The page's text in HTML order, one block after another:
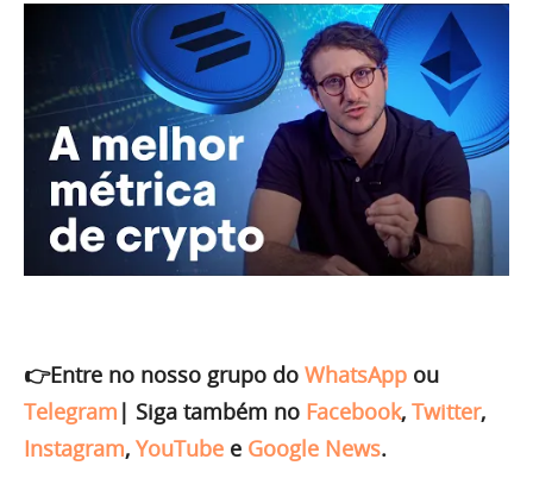
👉Entre no nosso grupo do WhatsApp ou
Telegram | Siga também no Facebook, Twitter,
Instagram, YouTube e Google News.